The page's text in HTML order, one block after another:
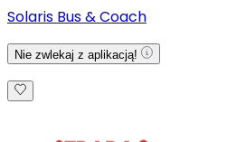
Solaris Bus & Coach
Nie zwlekaj z aplikacją!